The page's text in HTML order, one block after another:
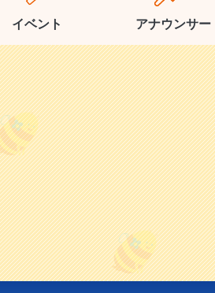
イベント アナウンサー